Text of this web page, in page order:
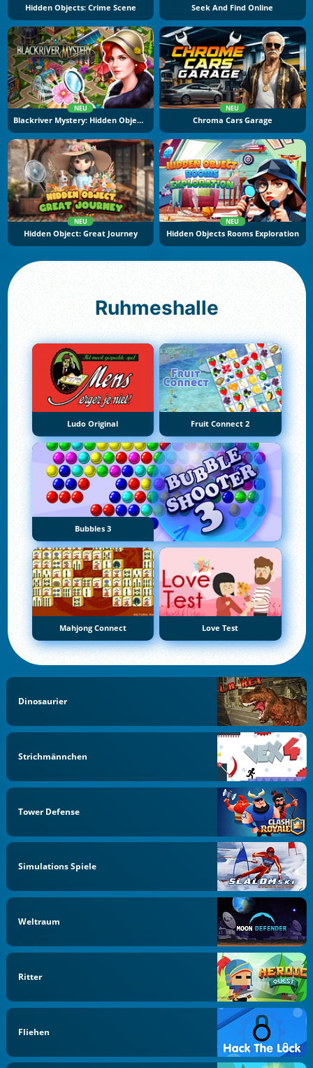
Hidden Objects: Crime Scene Seek And Find Online
NEU
Blackriver Mystery: Hidden Objects
NEU
Chroma Cars Garage
NEU
Hidden Object: Great Journey
NEU
Hidden Objects Rooms Exploration
Ruhmeshalle
Ludo Original Fruit Connect 2
Bubbles 3
Mahjong Connect Love Test
Dinosaurier
Strichmännchen
Tower Defense
Simulations Spiele
Weltraum
Ritter
Fliehen